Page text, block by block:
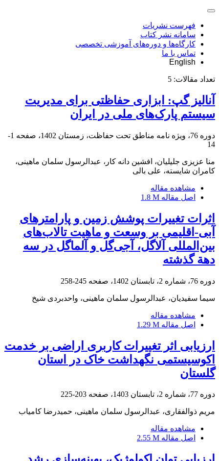
فهرست نشریات
سامانه نشر کتاب
کارگاه‌ها و دوره‌های آموزشی تخصصی
تماس با ما
English
تعداد مقالات: 5
آنالیز گپ: ابزاری حفاظتی برای مدیریت
سیستم پارک‌های ملی در ایران
دوره 76، ویژه نامه مناطق تحت حفاظت، زمستان 1402، صفحه
1-
14
منا عزیزی جلیلیان، افشین دانه کار، عبدالرسول سلمان ماهینی،
کامران شایسته، علی بالی
مشاهده مقاله
اصل مقاله 1.8 M
اثرات تغییرات پوشش زمین و پارامترهای
آبی-اقلیمی بر وسعت و ماهیت تالاب‌های
بین‌المللی آلاگل، آجی‌گل و آلماگل در سه
دهة گذشته
دوره 76، شماره 2، تابستان 1402، صفحه 245-258
سیما سفیدیان، عبدالرسول سلمان ماهینی، واحدبردی شیخ
مشاهده مقاله
اصل مقاله 1.29 M
ارزیابی اثر تغییرات کاربری اراضی بر خدمت
اکوسیستمی نگهداشت خاک در استان
گلستان
دوره 77، شماره 2، تابستان 1403، صفحه 203-225
مریم ذوالفقاری، عبدالرسول سلمان ماهینی، حمیدرضا کامیاب
مشاهده مقاله
اصل مقاله 2.55 M